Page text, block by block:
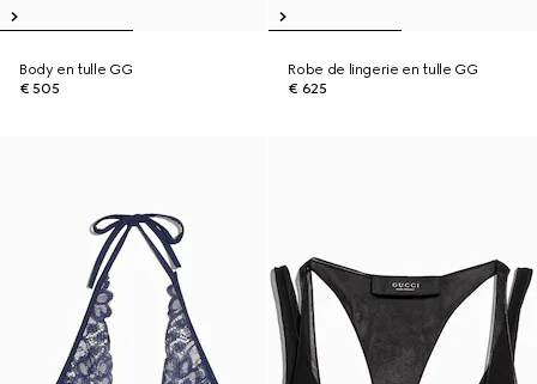
Body en tulle GG
€ 505
Robe de lingerie en tulle GG
€ 625